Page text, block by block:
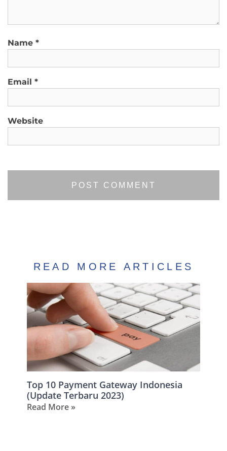
Name *
Email *
Website
READ MORE ARTICLES
Top 10 Payment Gateway Indonesia
(Update Terbaru 2023)
Read More »